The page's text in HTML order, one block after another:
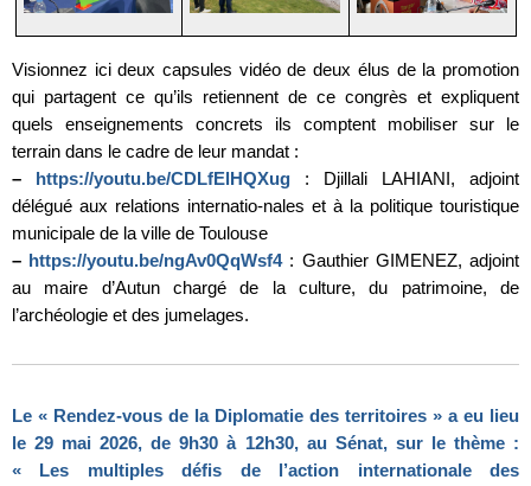
Visionnez ici deux capsules vidéo de deux élus de la promotion
qui partagent ce qu’ils retiennent de ce congrès et expliquent
quels enseignements concrets ils comptent mobiliser sur le
terrain dans le cadre de leur mandat :
–
https://youtu.be/CDLfElHQXug : Djillali LAHIANI, adjoint
délégué aux relations internatio-nales et à la politique touristique
municipale de la ville de Toulouse
– https://youtu.be/ngAv0QqWsf4: Gauthier GIMENEZ, adjoint
au maire d’Autun chargé de la culture, du patrimoine, de
l’archéologie et des jumelages.
Le « Rendez-vous de la Diplomatie des territoires » a eu lieu
le 29 mai 2026, de 9h30 à 12h30, au Sénat, sur le thème :
« Les multiples défis de l’action internationale des